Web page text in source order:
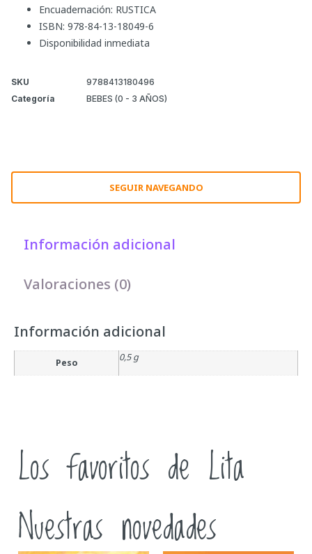
Encuadernación: RUSTICA
ISBN: 978-84-13-18049-6
Disponibilidad inmediata
SKU
9788413180496
Categoría
BEBES (0 - 3 AÑOS)
SEGUIR NAVEGANDO
Información adicional
Valoraciones (0)
Información adicional
Peso 0,5 g
Los favoritos de Lita
Nuestras novedades